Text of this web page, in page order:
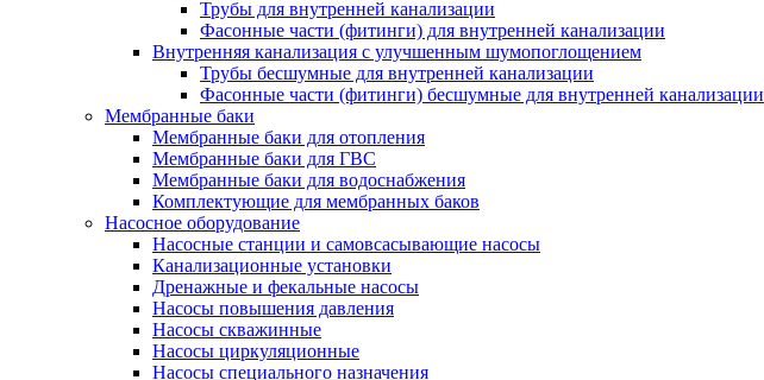
Трубы для внутренней канализации
Фасонные части (фитинги) для внутренней канализации
Внутренняя канализация с улучшенным шумопоглощением
Трубы бесшумные для внутренней канализации
Фасонные части (фитинги) бесшумные для внутренней канализации
Мембранные баки
Мембранные баки для отопления
Мембранные баки для ГВС
Мембранные баки для водоснабжения
Комплектующие для мембранных баков
Насосное оборудование
Насосные станции и самовсасывающие насосы
Канализационные установки
Дренажные и фекальные насосы
Насосы повышения давления
Насосы скважинные
Насосы циркуляционные
Насосы специального назначения